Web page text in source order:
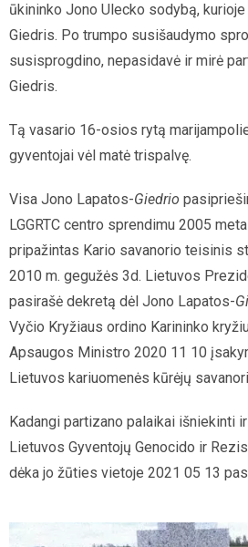
ūkininko Jono Ulecko sodybą,
Giedris. Po trumpo susišaudymo
susisprogdino, nepasidavė ir mirė
Giedris.
Tą vasario 16-osios rytą
gyventojai vėl matė trispalvę.
Visa Jono Lapatos-Giedrio
LGGRTC centro sprendimu 2005
pripažintas Kario savanorio teisinis
2010 m. gegužės 3d. Lietuvos
pasirašė dekretą dėl Jono Lapatos-
Vyčio Kryžiaus ordino Karininko
Apsaugos Ministro 2020 11 10
Lietuvos kariuomenės kūrėjų
Kadangi partizano palaikai išniekinti
Lietuvos Gyventojų Genocido ir
dėka jo žūties vietoje 2021 05 13